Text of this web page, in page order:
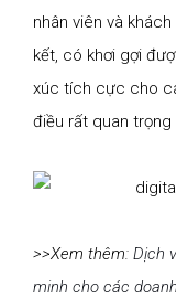
nhân viên và
kết, có khơi gợi
xúc tích cực cho
điều rất quan
>>Xem thêm: Dịch
minh cho các